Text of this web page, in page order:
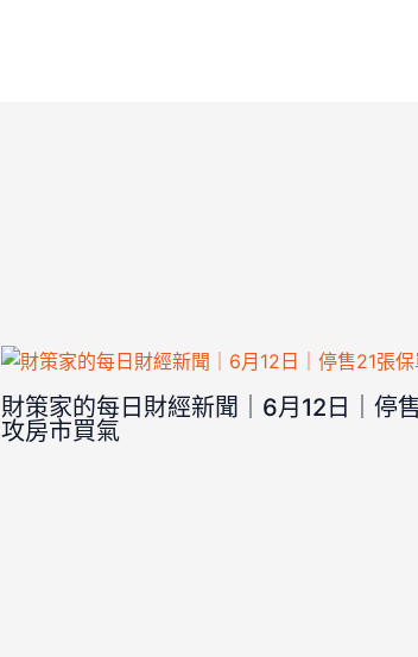
財策家的每日財經新聞｜6月12日｜停
攻房市買氣